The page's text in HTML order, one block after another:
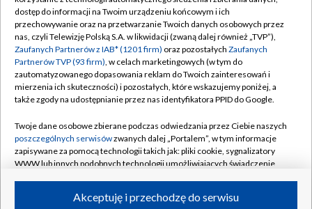
Abonament TVP
Emisja w TVP
Centrum informacji TVP
Naziemna Telewizja Cyfrowa
Rada Programowa
System NOS
Informacje o nadawcy
Program dla prasy
Regulamin TVP
Polityka prywatności
Moje zgody
Pomoc
Kontakt
Kanały
dostęp do informacji na Twoim urządzeniu końcowym i ich
przechowywanie oraz na przetwarzanie Twoich danych osobowych przez
nas, czyli Telewizję Polską S.A. w likwidacji (zwaną dalej również „TVP”),
Zaufanych Partnerów z IAB* (1201 firm) oraz pozostałych Zaufanych
Partnerów TVP (93 firm), w celach marketingowych (w tym do
zautomatyzowanego dopasowania reklam do Twoich zainteresowań i
mierzenia ich skuteczności) i pozostałych, które wskazujemy poniżej, a
także zgody na udostępnianie przez nas identyfikatora PPID do Google.
Twoje dane osobowe zbierane podczas odwiedzania przez Ciebie naszych
poszczególnych serwisówzwanych dalej „Portalem”, w tym informacje
zapisywane za pomocą technologii takich jak: pliki cookie, sygnalizatory
WWW lub innych podobnych technologii umożliwiających świadczenie
ruchu w Internecie.Akceptuję i przechodzę do serwisu